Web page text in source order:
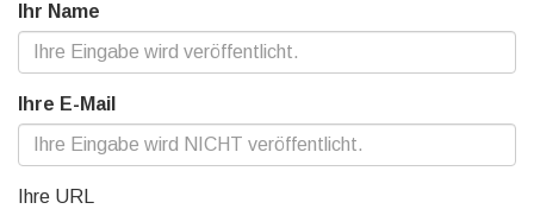
Ihr Name
Ihre E-Mail
Ihre URL